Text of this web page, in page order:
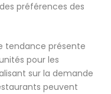
préférences des
tendance présente
pour les
sur la demande
peuvent